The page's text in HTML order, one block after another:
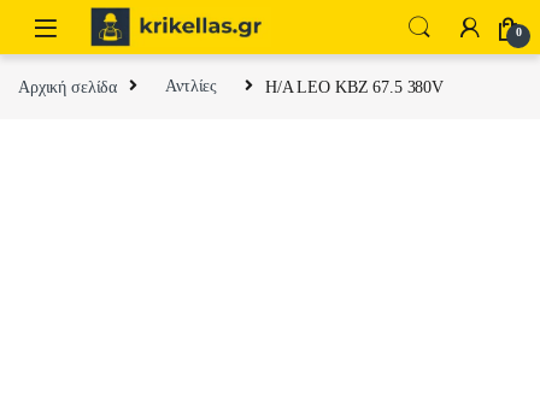
Skip to navigation
Skip to content
0
Αρχική σελίδα Αντλίες H/A LEO KBZ 67.5 380V